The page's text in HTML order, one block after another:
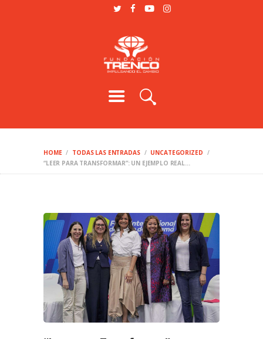
HOME TODAS LAS ENTRADAS
UNCATEGORIZED
“LEER PARA TRANSFORMAR”: UN EJEMPLO REAL...
PODCAST
VOLUNTARIO